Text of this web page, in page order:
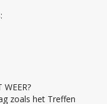
WEER?
zoals het Treffen